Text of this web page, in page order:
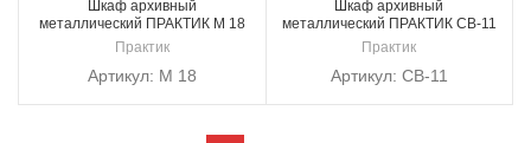
Шкаф архивный
металлический ПРАКТИК M 18
Практик
Артикул: M 18
Шкаф архивный
металлический ПРАКТИК СВ-11
Практик
Артикул: СВ-11